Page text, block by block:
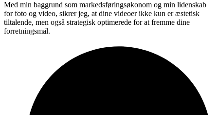
Med min baggrund som markedsføringsøkonom og min lidenskab
for foto og video, sikrer jeg, at dine videoer ikke kun er æstetisk
tiltalende, men også strategisk optimerede for at fremme dine
forretningsmål.